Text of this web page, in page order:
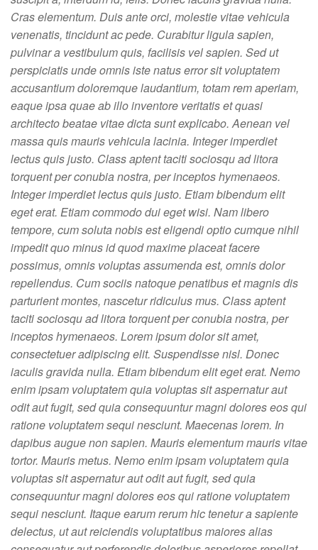
Cras elementum. Duis ante orci, molestie vitae vehicula
venenatis, tincidunt ac pede. Curabitur ligula sapien,
pulvinar a vestibulum quis, facilisis vel sapien. Sed ut
perspiciatis unde omnis iste natus error sit voluptatem
accusantium doloremque laudantium, totam rem aperiam,
eaque ipsa quae ab illo inventore veritatis et quasi
architecto beatae vitae dicta sunt explicabo. Aenean vel
massa quis mauris vehicula lacinia. Integer imperdiet
lectus quis justo. Class aptent taciti sociosqu ad litora
torquent per conubia nostra, per inceptos hymenaeos.
Integer imperdiet lectus quis justo. Etiam bibendum elit
eget erat. Etiam commodo dui eget wisi. Nam libero
tempore, cum soluta nobis est eligendi optio cumque nihil
impedit quo minus id quod maxime placeat facere
possimus, omnis voluptas assumenda est, omnis dolor
repellendus. Cum sociis natoque penatibus et magnis dis
parturient montes, nascetur ridiculus mus. Class aptent
taciti sociosqu ad litora torquent per conubia nostra, per
inceptos hymenaeos. Lorem ipsum dolor sit amet,
consectetuer adipiscing elit. Suspendisse nisl. Donec
iaculis gravida nulla. Etiam bibendum elit eget erat. Nemo
enim ipsam voluptatem quia voluptas sit aspernatur aut
odit aut fugit, sed quia consequuntur magni dolores eos qui
ratione voluptatem sequi nesciunt. Maecenas lorem. In
dapibus augue non sapien. Mauris elementum mauris vitae
tortor. Mauris metus. Nemo enim ipsam voluptatem quia
voluptas sit aspernatur aut odit aut fugit, sed quia
consequuntur magni dolores eos qui ratione voluptatem
sequi nesciunt. Itaque earum rerum hic tenetur a sapiente
delectus, ut aut reiciendis voluptatibus maiores alias